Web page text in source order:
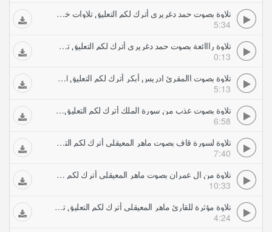
تلاوة بصوت حمد دغريري أترك لكم التعليق تلاوات خاشعة
5:34
تلاوة رااائعة بصوت حمد دغريري أترك لكم التعليق تلاوات خاشعة
0:13
تلاوة بصوت االمقرئ ادريس أبكر أترك لكم التعليق avi تلاوات خاشعة
5:13
تلاوة بصوت عذب من سورة الملك أترك لكم التعليق تلاوات خاشعة
6:58
تلاوة لسورة قاف بصوت ماهر المعيقلي أترك لكم التعليق تلاوات خاشعة
7:40
تلاوة من ال عمران بصوت ماهر المعيقلي أترك لكم التعليق تلاوات خاشعة
10:33
تلاوة مؤثرة للقارئ ماهر المعيقلي أترك لكم التعليق تلاوات خاشعة
4:24